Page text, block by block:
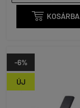
 KOSÁRBA
ÚJ
-6%